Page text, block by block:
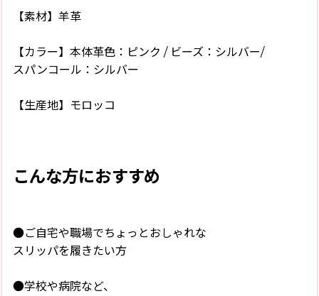
【素材】羊革
【カラー】本体革色：ピンク / ビーズ：シルバー/
スパンコール：シルバー
【生産地】モロッコ
こんな方におすすめ
●ご自宅や職場でちょっとおしゃれな
スリッパを履きたい方
●学校や病院など、